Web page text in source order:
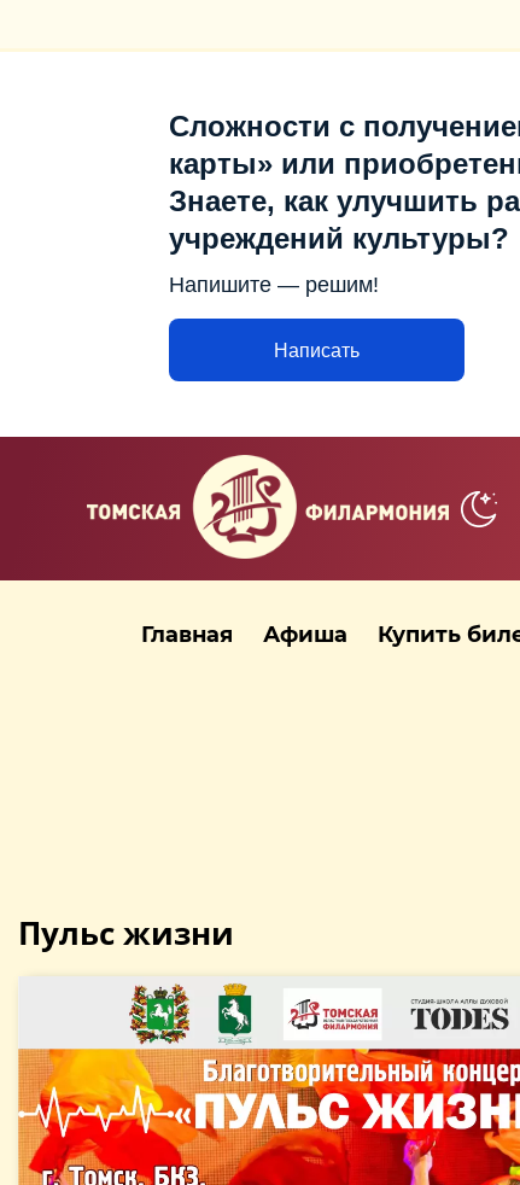
Сложности с
карты» или
Знаете, как улучшить
учреждений культуры?
Напишите — решим!
Написать
Главная Афиша Купить
Пульс жизни